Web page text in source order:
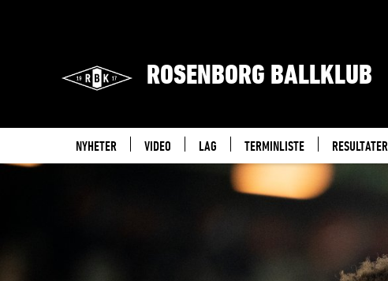
ROSENBORG BALLKLUB
NYHETER VIDEO LAG TERMINLISTE RESULTATER